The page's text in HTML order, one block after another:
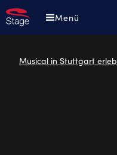
Direkt
zum
Menü
Pfadnavigation
Musical in Stuttgart